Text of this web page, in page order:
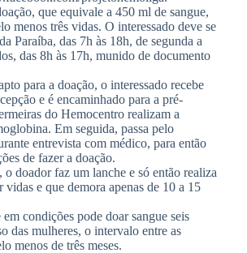
que equivale a 450 ml de sangue,
menos três vidas. O interessado deve se
Paraíba, das 7h às 18h, de segunda a
das 8h às 17h, munido de documento
para a doação, o interessado recebe
e é encaminhado para a pré-
do Hemocentro realizam a
Em seguida, passa pelo
entrevista com médico, para então
de fazer a doação.
doador faz um lanche e só então realiza
vidas e que demora apenas de 10 a 15
condições pode doar sangue seis
das mulheres, o intervalo entre as
menos de três meses.